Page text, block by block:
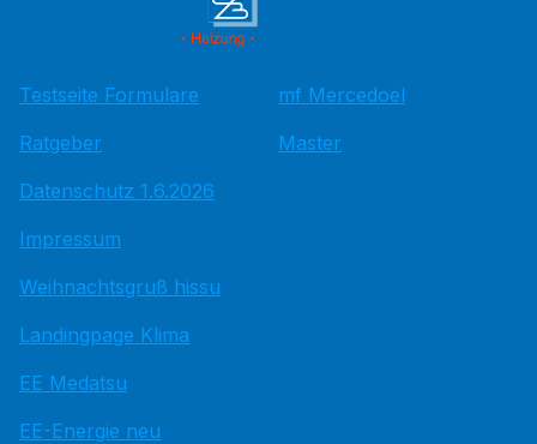
Testseite Formulare
Ratgeber
Datenschutz 1.6.2026
Impressum
Weihnachtsgruß hissu
Landingpage Klima
EE Medatsu
EE-Energie neu
mf Mercedoel
Master